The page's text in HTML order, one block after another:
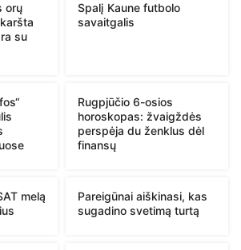
orų
su
Spalį Kaune futbolo
savaitgalis
Rugpjūčio 6-osios
horoskopas: žvaigždės
perspėja du ženklus dėl
finansų
melą
Pareigūnai aiškinasi, kas
sugadino svetimą turtą